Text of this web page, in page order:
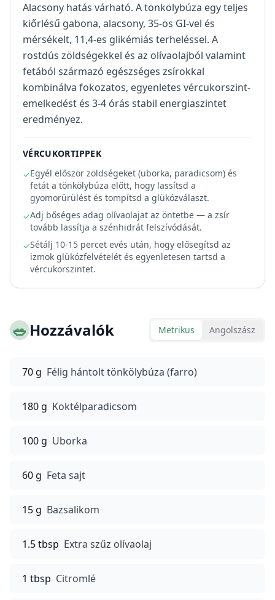
Alacsony hatás várható. A tönkölybúza egy teljes
kiőrlésű gabona, alacsony, 35-ös GI-vel és
mérsékelt, 11,4-es glikémiás terheléssel. A
rostdús zöldségekkel és az olívaolajból valamint
fetából származó egészséges zsírokkal
kombinálva fokozatos, egyenletes vércukorszint-
emelkedést és 3-4 órás stabil energiaszintet
eredményez.
VÉRCUKORTIPPEK
✓Egyél először zöldségeket (uborka, paradicsom) és
fetát a tönkölybúza előtt, hogy lassítsd a
gyomorürülést és tompítsd a glükózválaszt.
✓Adj bőséges adag olívaolajat az öntetbe — a zsír
tovább lassítja a szénhidrát felszívódását.
✓Sétálj 10-15 percet evés után, hogy elősegítsd az
izmok glükózfelvételét és egyenletesen tartsd a
vércukorszintet.
🥗Hozzávalók Metrikus Angolszász
70 g Félig hántolt tönkölybúza (farro)
180 g Koktélparadicsom
100 g Uborka
60 g Feta sajt
15 g Bazsalikom
1.5 tbsp Extra szűz olívaolaj
1 tbsp Citromlé